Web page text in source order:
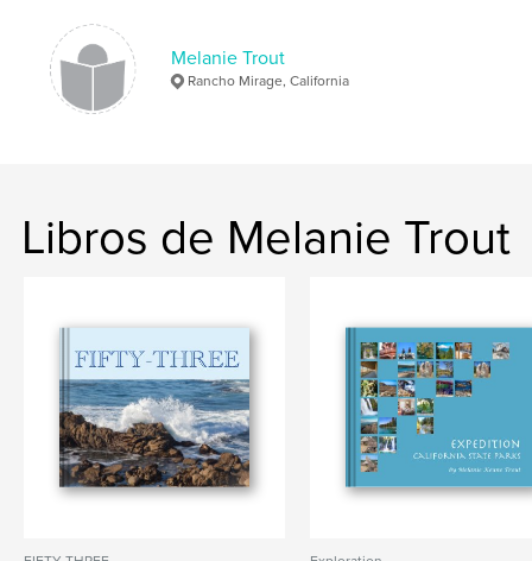
Muffie's
dolls Melanie Trout
Rancho Mirage, California
Libros de Melanie Trout